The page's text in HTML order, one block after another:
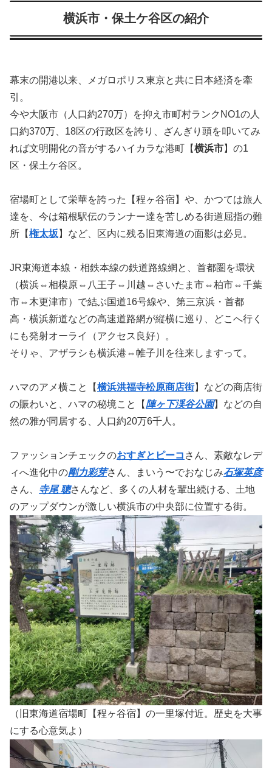
横浜市・保土ケ谷区の紹介
幕末の開港以来、メガロポリス東京と共に日本経済を牽
引。
今や大阪市（人口約270万）を抑え市町村ランクNO1の人
口約370万、18区の行政区を誇り、ざんぎり頭を叩いてみ
れば文明開化の音がするハイカラな港町【横浜市】の1
区・保土ケ谷区。
宿場町として栄華を誇った【程ヶ谷宿】や、かつては旅人
達を、今は箱根駅伝のランナー達を苦しめる街道屈指の難
所【権太坂 】など、区内に残る旧東海道の面影は必見。
JR東海道本線・相鉄本線の鉄道路線網と、首都圏を環状
（横浜⇔相模原⇔八王子⇔川越⇔さいたま市⇔柏市⇔千葉
市⇔木更津市）で結ぶ国道16号線や、第三京浜・首都
高・横浜新道などの高速道路網が縦横に巡り、どこへ行く
にも発射オーライ（アクセス良好）。
そりゃ、アザラシも横浜港⇔帷子川を往来しますって。
ハマのアメ横こと【横浜洪福寺松原商店街】などの商店街
の賑わいと、ハマの秘境こと【 陣ヶ下渓谷公園】などの自
然の雅が同居する、人口約20万6千人。
ファッションチェックのおすぎとピーコ さん、素敵なレデ
ィへ進化中の剛力彩芽さん、まいう〜でおなじみ石塚英彦
さん、 寺尾 聰さんなど、多くの人材を輩出続ける、土地
のアップダウンが激しい横浜市の中央部に位置する街。
（旧東海道宿場町【程ヶ谷宿】の一里塚付近。歴史を大事
にする心意気よ）